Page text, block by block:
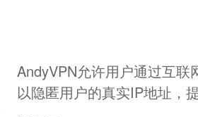
AndyVPN允许用户通过互
以隐匿用户的真实IP地址，